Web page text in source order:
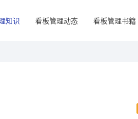
知识 看板管理动态 看板管理书籍